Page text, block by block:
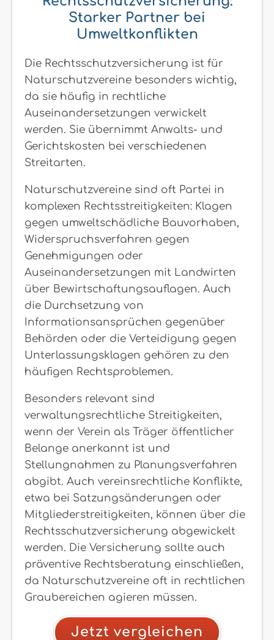
Starker Partner bei
Umweltkonflikten
Die Rechtsschutzversicherung ist für
Naturschutzvereine besonders wichtig,
da sie häufig in rechtliche
Auseinandersetzungen verwickelt
werden. Sie übernimmt Anwalts- und
Gerichtskosten bei verschiedenen
Streitarten.
Naturschutzvereine sind oft Partei in
komplexen Rechtsstreitigkeiten: Klagen
gegen umweltschädliche Bauvorhaben,
Widerspruchsverfahren gegen
Genehmigungen oder
Auseinandersetzungen mit Landwirten
über Bewirtschaftungsauflagen. Auch
die Durchsetzung von
Informationsansprüchen gegenüber
Behörden oder die Verteidigung gegen
Unterlassungsklagen gehören zu den
häufigen Rechtsproblemen.
Besonders relevant sind
verwaltungsrechtliche Streitigkeiten,
wenn der Verein als Träger öffentlicher
Belange anerkannt ist und
Stellungnahmen zu Planungsverfahren
abgibt. Auch vereinsrechtliche Konflikte,
etwa bei Satzungsänderungen oder
Mitgliederstreitigkeiten, können über die
Rechtsschutzversicherung abgewickelt
werden. Die Versicherung sollte auch
präventive Rechtsberatung einschließen,
da Naturschutzvereine oft in rechtlichen
Graubereichen agieren müssen.
Jetzt vergleichen